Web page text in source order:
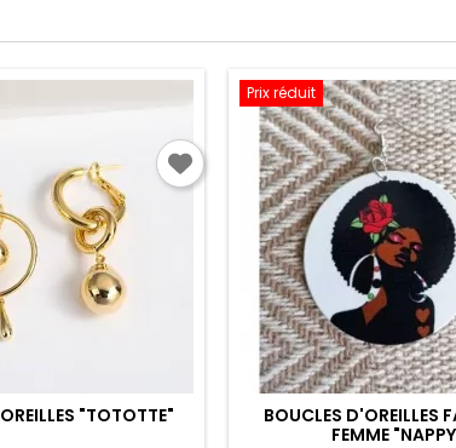
"TOTOTTE"
Prix réduit
BOUCLES D'OREILLES
FEMME